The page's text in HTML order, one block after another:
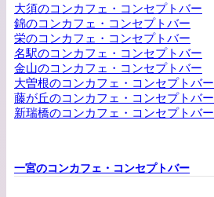
大須のコンカフェ・コンセプトバー
錦のコンカフェ・コンセプトバー
栄のコンカフェ・コンセプトバー
名駅のコンカフェ・コンセプトバー
金山のコンカフェ・コンセプトバー
大曽根のコンカフェ・コンセプトバー
藤が丘のコンカフェ・コンセプトバー
新瑞橋のコンカフェ・コンセプトバー
一宮のコンカフェ・コンセプトバー